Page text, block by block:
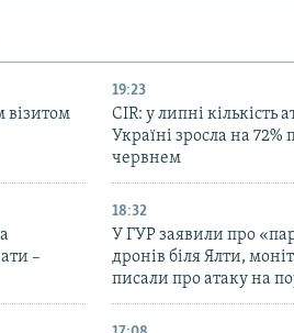
візитом
19:23
CIR: у липні кількість
Україні зросла на 72%
червнем
–
18:32
У ГУР заявили про
дронів біля Ялти,
писали про атаку на